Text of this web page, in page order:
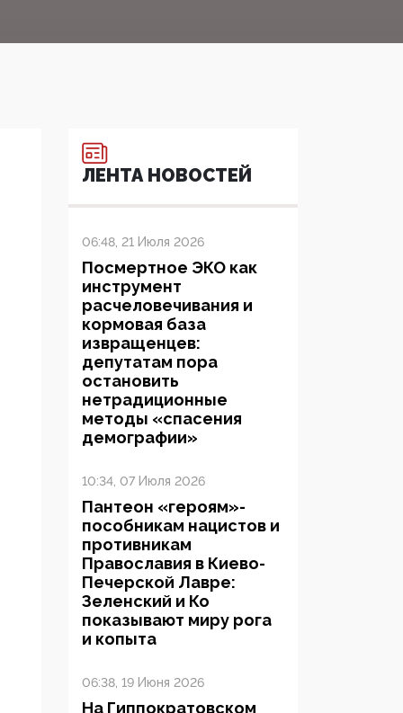
ЛЕНТА НОВОСТЕЙ
06:48, 21 Июля 2026
Посмертное ЭКО как
инструмент
расчеловечивания и
кормовая база
извращенцев:
депутатам пора
остановить
нетрадиционные
методы «спасения
демографии»
10:34, 07 Июля 2026
Пантеон «героям»-
пособникам нацистов и
противникам
Православия в Киево-
Печерской Лавре:
Зеленский и Ко
показывают миру рога
и копыта
06:38, 19 Июня 2026
На Гиппократовском